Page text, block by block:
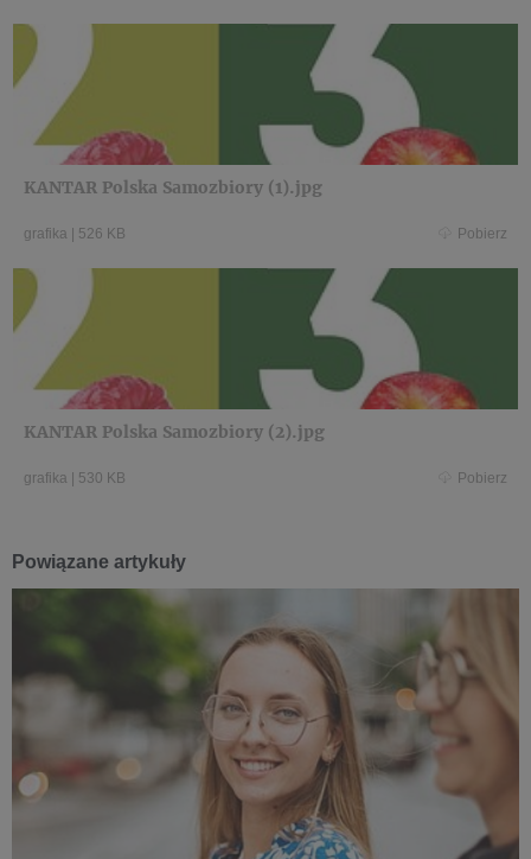
KANTAR Polska Samozbiory (1).jpg
grafika 526 KB Pobierz
KANTAR Polska Samozbiory (2).jpg
grafika 530 KB Pobierz
Powiązane artykuły